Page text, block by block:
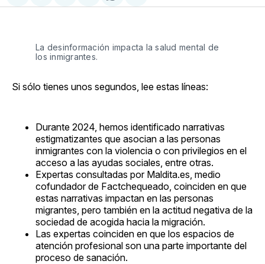
en
on
en
on
via
La desinformación impacta la salud mental de
los inmigrantes.
Si sólo tienes unos segundos, lee estas líneas:
Durante 2024, hemos identificado narrativas
estigmatizantes que asocian a las personas
inmigrantes con la violencia o con privilegios en el
acceso a las ayudas sociales, entre otras.
Expertas consultadas por Maldita.es, medio
cofundador de Factchequeado, coinciden en que
estas narrativas impactan en las personas
migrantes, pero también en la actitud negativa de la
sociedad de acogida hacia la migración.
Las expertas coinciden en que los espacios de
atención profesional son una parte importante del
proceso de sanación.